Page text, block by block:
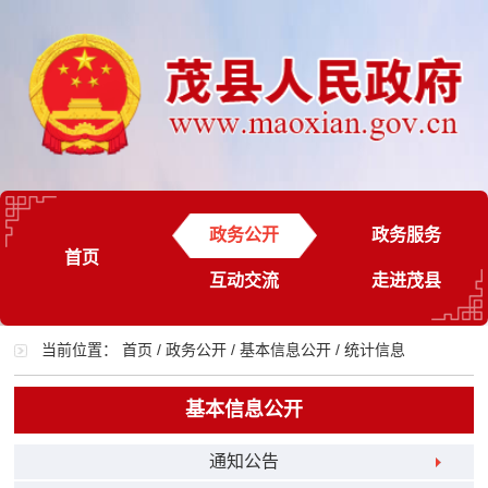
首页
政务公开 政务服务
互动交流 走进茂县
当前位置：首页 /政务公开 /基本信息公开 /统计信息
基本信息公开
通知公告